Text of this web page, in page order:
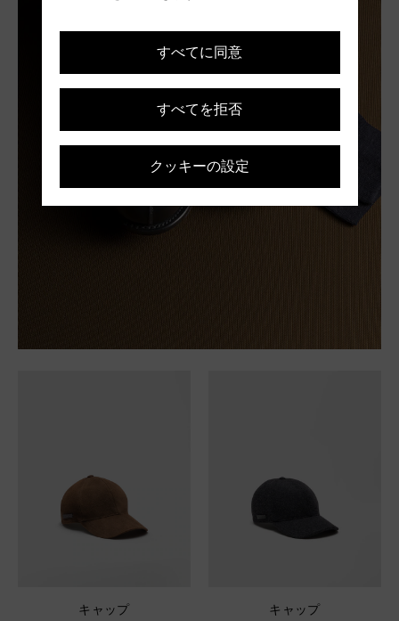
すべてに同意
すべてを拒否
クッキーの設定
キャップ
キャップ